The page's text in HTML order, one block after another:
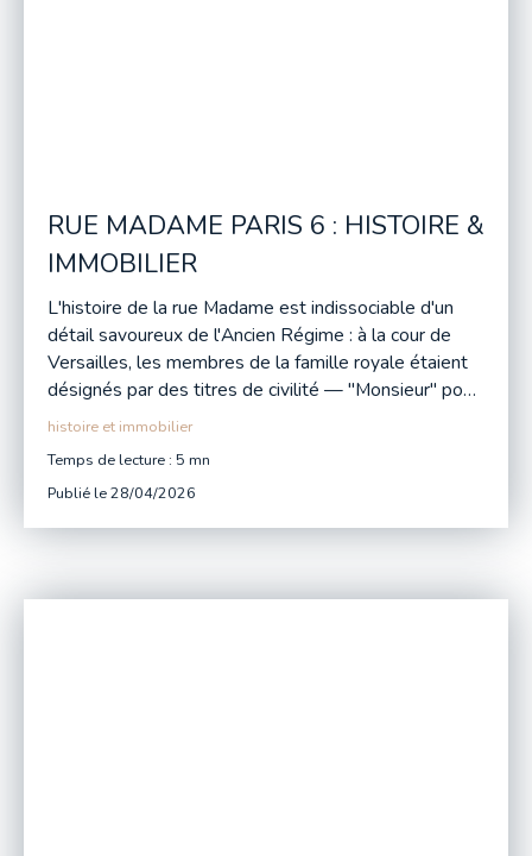
RUE MADAME PARIS 6 : HISTOIRE &
IMMOBILIER
L'histoire de la rue Madame est indissociable d'un
détail savoureux de l'Ancien Régime : à la cour de
Versailles, les membres de la famille royale étaient
désignés par des titres de civilité — "Monsieur" pour
le frère du roi, "Madame" pour son épouse,
histoire et immobilier
Temps de lecture : 5 mn
Publié le 28/04/2026